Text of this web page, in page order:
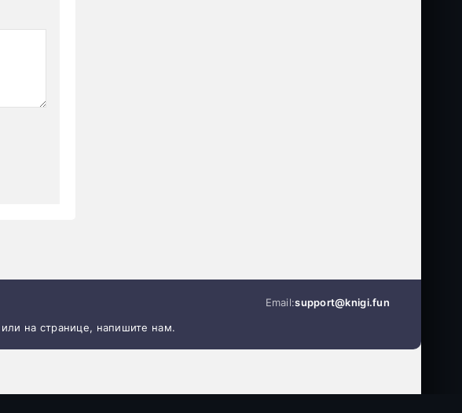
Email:support@knigi.fun
на странице, напишите нам.